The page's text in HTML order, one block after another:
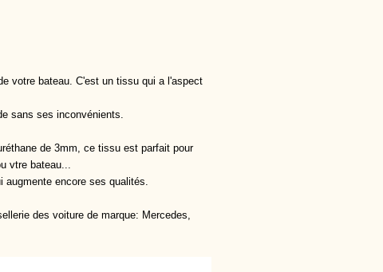
votre bateau. C'est un tissu qui a l'aspect
sans ses inconvénients.
de 3mm, ce tissu est parfait pour
vtre bateau...
encore ses qualités.
des voiture de marque: Mercedes,